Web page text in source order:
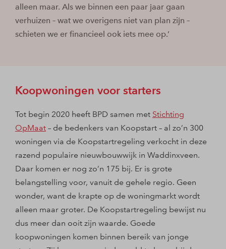
alleen maar. Als we binnen een paar jaar gaan
verhuizen – wat we overigens niet van plan zijn –
schieten we er financieel ook iets mee op.’
Koopwoningen voor starters
Tot begin 2020 heeft BPD samen met Stichting
OpMaat – de bedenkers van Koopstart – al zo’n 300
woningen via de Koopstartregeling verkocht in deze
razend populaire nieuwbouwwijk in Waddinxveen.
Daar komen er nog zo’n 175 bij. Er is grote
belangstelling voor, vanuit de gehele regio. Geen
wonder, want de krapte op de woningmarkt wordt
alleen maar groter. De Koopstartregeling bewijst nu
dus meer dan ooit zijn waarde. Goede
koopwoningen komen binnen bereik van jonge